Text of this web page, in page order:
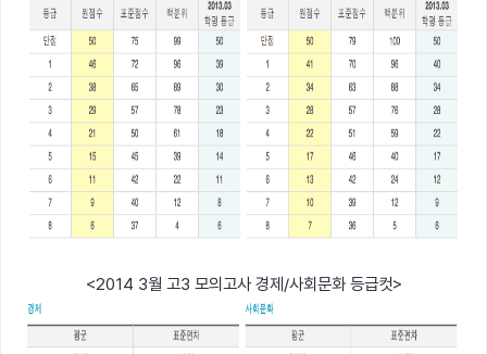
<2014 3월 고3 모의고사 경제/사회문화 등급컷>